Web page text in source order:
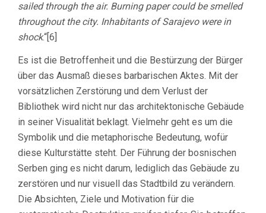
sailed through the air. Burning paper could be smelled
throughout the city. Inhabitants of Sarajevo were in
shock.“[6]
Es ist die Betroffenheit und die Bestürzung der Bürger
über das Ausmaß dieses barbarischen Aktes. Mit der
vorsätzlichen Zerstörung und dem Verlust der
Bibliothek wird nicht nur das architektonische Gebäude
in seiner Visualität beklagt. Vielmehr geht es um die
Symbolik und die metaphorische Bedeutung, wofür
diese Kulturstätte steht. Der Führung der bosnischen
Serben ging es nicht darum, lediglich das Gebäude zu
zerstören und nur visuell das Stadtbild zu verändern.
Die Absichten, Ziele und Motivation für die